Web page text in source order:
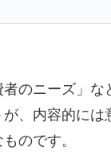
のニーズ」な
、内容的には
のです。